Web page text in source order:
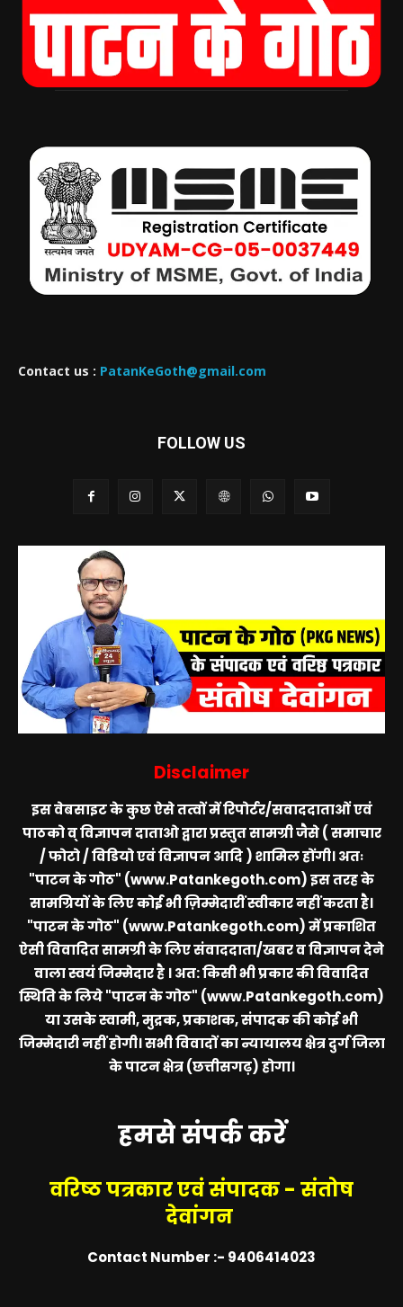
Contact us : PatanKeGoth@gmail.com
FOLLOW US
Disclaimer
इस वेबसाइट के कुछ ऐसे तत्वों में रिपोर्टर/सवाददाताओं एवं
पाठको व् विज्ञापन दाताओ द्वारा प्रस्तुत सामग्री जैसे ( समाचार
/ फोटो / विडियो एवं विज्ञापन आदि ) शामिल होंगी। अतः
"पाटन के गोठ" (www.Patankegoth.com)इस तरह के
सामग्रियों के लिए कोई भी ज़िम्मेदारीं स्वीकार नहीं करता है।
"पाटन के गोठ" (www.Patankegoth.com)में प्रकाशित
ऐसी विवादित सामग्री के लिए संवाददाता/खबर व विज्ञापन देने
वाला स्वयं जिम्मेदार है । अत: किसी भी प्रकार की विवादित
स्थिति के लिये"पाटन के गोठ" (www.Patankegoth.com)
या उसके स्वामी, मुद्रक, प्रकाशक, संपादक की कोई भी
जिम्मेदारी नहीं होगी। सभी विवादों का न्यायालय क्षेत्र दुर्ग जिला
के पाटन क्षेत्र (छत्तीसगढ़) होगा।
हमसे संपर्क करें
वरिष्ठ पत्रकार एवं संपादक - संतोष
देवांगन
Contact Number :- 9406414023